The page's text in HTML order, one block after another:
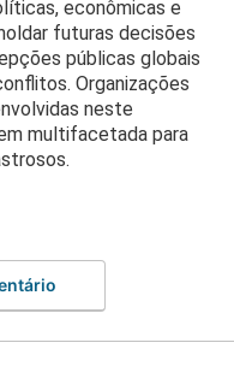
econômicas e
futuras decisões
públicas globais
Organizações
neste
multifacetada para